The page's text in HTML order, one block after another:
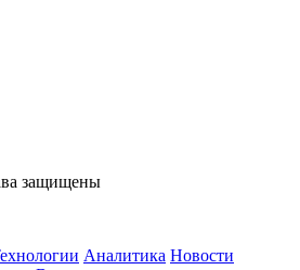
защищены
Аналитика Новости